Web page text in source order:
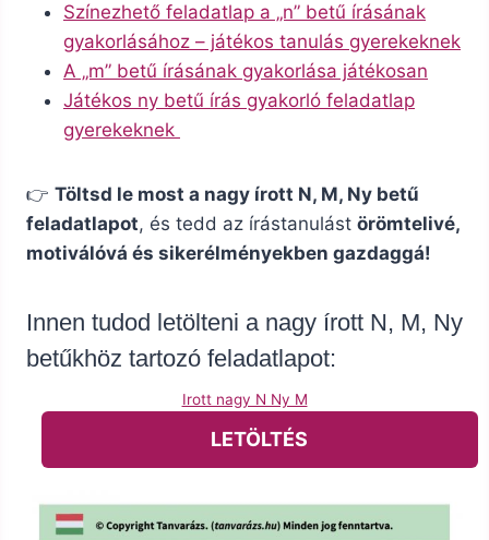
Színezhető feladatlap a „n” betű írásának
gyakorlásához – játékos tanulás gyerekeknek
A „m” betű írásának gyakorlása játékosan
Játékos ny betű írás gyakorló feladatlap
gyerekeknek
👉 Töltsd le most a nagy írott N, M, Ny betű
feladatlapot, és tedd az írástanulást örömtelivé,
motiválóvá és sikerélményekben gazdaggá!
Innen tudod letölteni a nagy írott N, M, Ny
betűkhöz tartozó feladatlapot:
Irott nagy N Ny M
LETÖLTÉS